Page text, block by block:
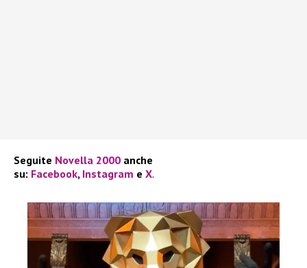
Seguite Novella 2000 anche
su: Facebook, Instagram e X.